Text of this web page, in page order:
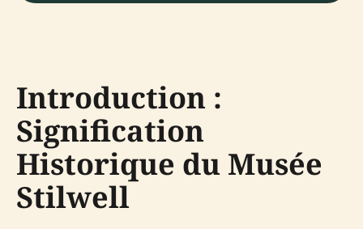
Introduction :
Signification
Historique du Musée
Stilwell